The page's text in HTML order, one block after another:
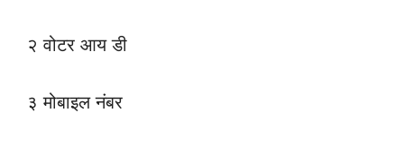
२ वोटर आय डी
३ मोबाइल नंबर